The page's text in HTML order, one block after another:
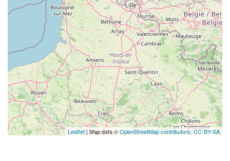
Leaflet | Map data ©OpenStreetMap contributors,CC-BY-SA